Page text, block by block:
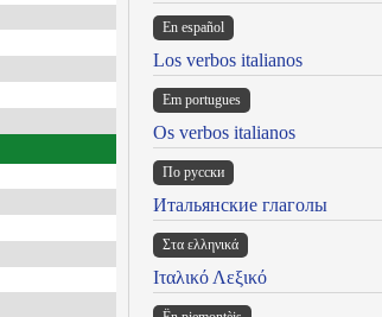
En español
Los verbos italianos
Em portugues
Os verbos italianos
По русски
Итальянские глаголы
Στα ελληνικά
Ιταλικό Λεξικό